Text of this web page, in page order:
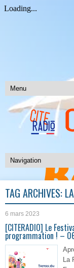
TAG ARCHIVES:
6 mars 2023
[CITERADIO] Le
programmation ! –
La